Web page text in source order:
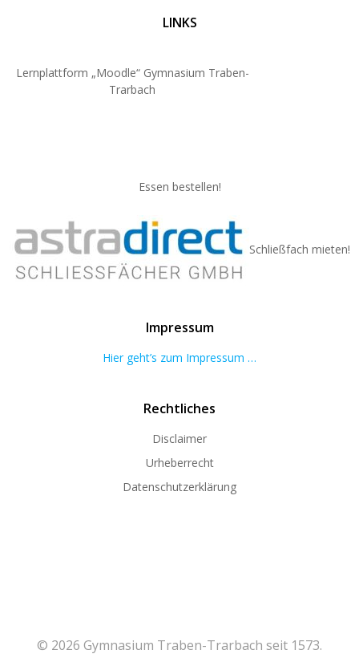
LINKS
Lernplattform „Moodle“ Gymnasium Traben-
Trarbach
Essen bestellen!
Schließfach mieten!
Impressum
Hier geht’s zum Impressum …
Rechtliches
Disclaimer
Urheberrecht
Datenschutzerklärung
© 2026 Gymnasium Traben-Trarbach seit 1573.